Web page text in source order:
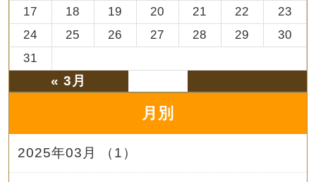
17
18 19 20 21 22
23
24
25 26 27 28 29
30
31
« 3月
月別
2025年03月 （1）